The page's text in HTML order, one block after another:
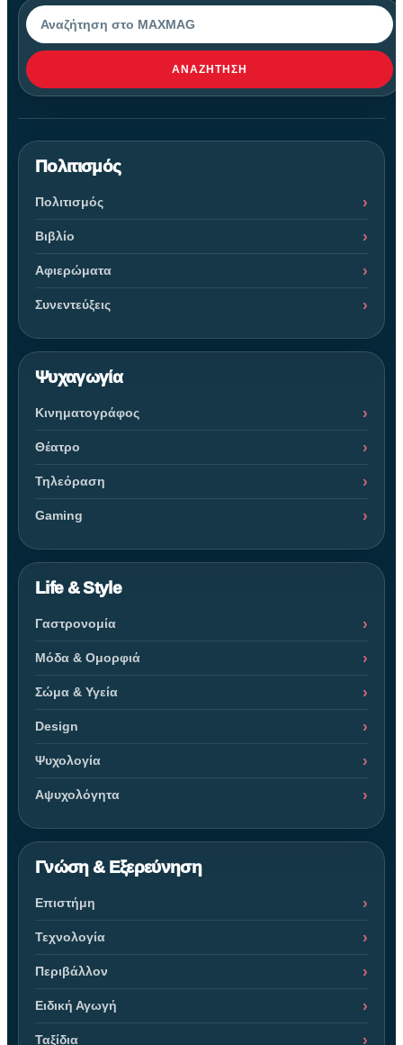
Αναζήτηση
ΑΝΑΖΉΤΗΣΗ
Πολιτισμός
Πολιτισμός
Βιβλίο
Αφιερώματα
Συνεντεύξεις
Ψυχαγωγία
Κινηματογράφος
Θέατρο
Τηλεόραση
Gaming
Life & Style
Γαστρονομία
Μόδα & Ομορφιά
Σώμα & Υγεία
Design
Ψυχολογία
Αψυχολόγητα
Γνώση & Εξερεύνηση
Επιστήμη
Τεχνολογία
Περιβάλλον
Ειδική Αγωγή
Ταξίδια